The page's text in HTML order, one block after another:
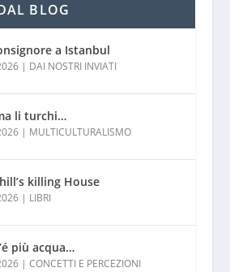
BLOG
a Istanbul
| DAI NOSTRI INVIATI
li turchi…
| MULTICULTURALISMO
killing House
| LIBRI
più acqua…
| CONCETTI E PERCEZIONI